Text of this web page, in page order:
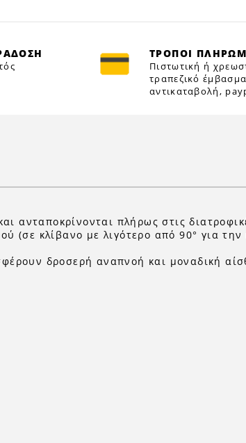
ΤΡΟΠΟΙ
Πιστωτική ή
τραπεζικό
αντικαταβολή,
ανταποκρίνονται πλήρως στις
(σε κλίβανο με λιγότερο από 90° για
δροσερή αναπνοή και μοναδική